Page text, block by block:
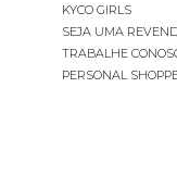
KYCO GIRLS
SEJA UMA
TRABALHE
PERSONAL